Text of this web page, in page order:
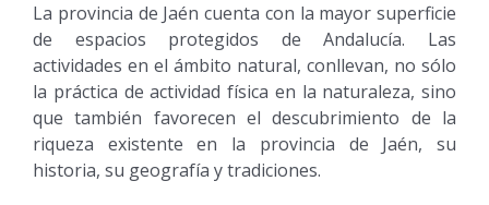
La provincia de Jaén cuenta con la mayor superficie
de espacios protegidos de Andalucía. Las
actividades en el ámbito natural, conllevan, no sólo
la práctica de actividad física en la naturaleza, sino
que también favorecen el descubrimiento de la
riqueza existente en la provincia de Jaén, su
historia, su geografía y tradiciones.